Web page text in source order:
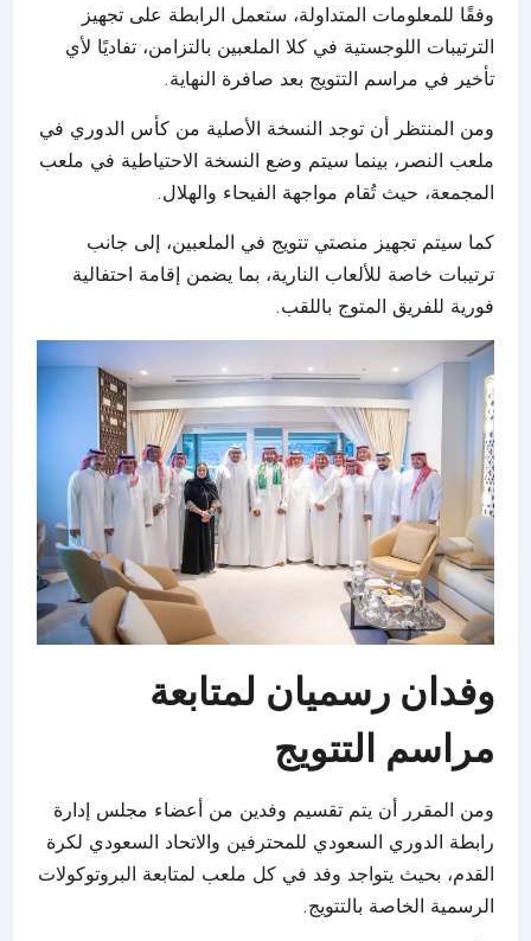
وفقًا للمعلومات المتداولة، ستعمل الرابطة على تجهيز
الترتيبات اللوجستية في كلا الملعبين بالتزامن، تفاديًا لأي
تأخير في مراسم التتويج بعد صافرة النهاية.
ومن المنتظر أن توجد النسخة الأصلية من كأس الدوري في
ملعب النصر، بينما سيتم وضع النسخة الاحتياطية في ملعب
المجمعة، حيث تُقام مواجهة الفيحاء والهلال.
كما سيتم تجهيز منصتي تتويج في الملعبين، إلى جانب
ترتيبات خاصة للألعاب النارية، بما يضمن إقامة احتفالية
فورية للفريق المتوج باللقب.
وفدان رسميان لمتابعة
مراسم التتويج
ومن المقرر أن يتم تقسيم وفدين من أعضاء مجلس إدارة
رابطة الدوري السعودي للمحترفين والاتحاد السعودي لكرة
القدم، بحيث يتواجد وفد في كل ملعب لمتابعة البروتوكولات
الرسمية الخاصة بالتتويج.